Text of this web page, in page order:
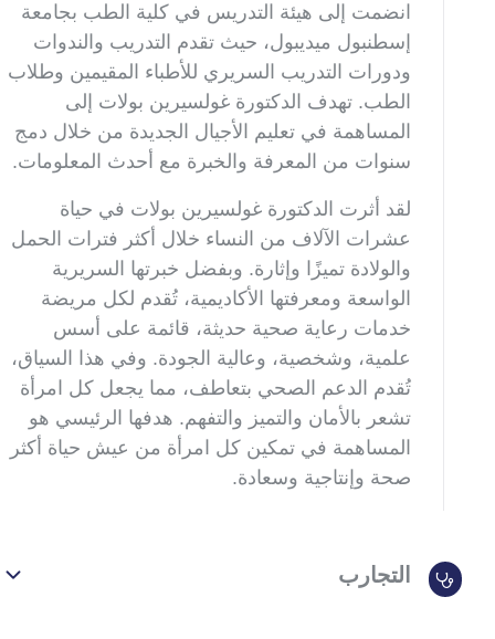
انضمت إلى هيئة التدريس في كلية الطب بجامعة
إسطنبول ميديبول، حيث تقدم التدريب والندوات
ودورات التدريب السريري للأطباء المقيمين وطلاب
الطب. تهدف الدكتورة غولسيرين بولات إلى
المساهمة في تعليم الأجيال الجديدة من خلال دمج
سنوات من المعرفة والخبرة مع أحدث المعلومات.
لقد أثرت الدكتورة غولسيرين بولات في حياة
عشرات الآلاف من النساء خلال أكثر فترات الحمل
والولادة تميزًا وإثارة. وبفضل خبرتها السريرية
الواسعة ومعرفتها الأكاديمية، تُقدم لكل مريضة
خدمات رعاية صحية حديثة، قائمة على أسس
علمية، وشخصية، وعالية الجودة. وفي هذا السياق،
تُقدم الدعم الصحي بتعاطف، مما يجعل كل امرأة
تشعر بالأمان والتميز والتفهم. هدفها الرئيسي هو
المساهمة في تمكين كل امرأة من عيش حياة أكثر
صحة وإنتاجية وسعادة.
التجارب